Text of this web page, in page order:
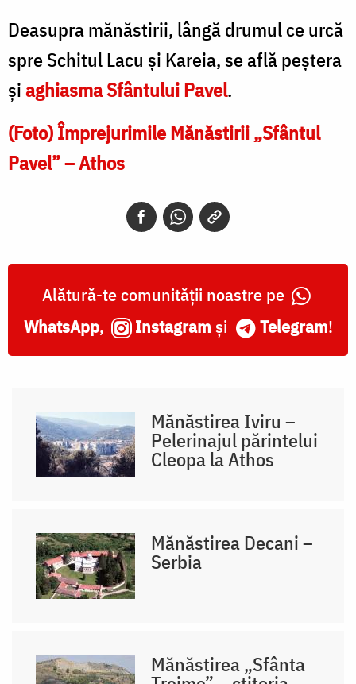
Deasupra mănăstirii, lângă drumul ce urcă
spre Schitul Lacu şi Kareia, se află peştera
șiaghiasma Sfântului Pavel.
(Foto) Împrejurimile Mănăstirii „Sfântul
Pavel” – Athos
Alătură-te comunității noastre pe
WhatsApp, Instagram și Telegram!
Mănăstirea Iviru –
Pelerinajul părintelui
Cleopa la Athos
Mănăstirea Decani –
Serbia
Mănăstirea „Sfânta